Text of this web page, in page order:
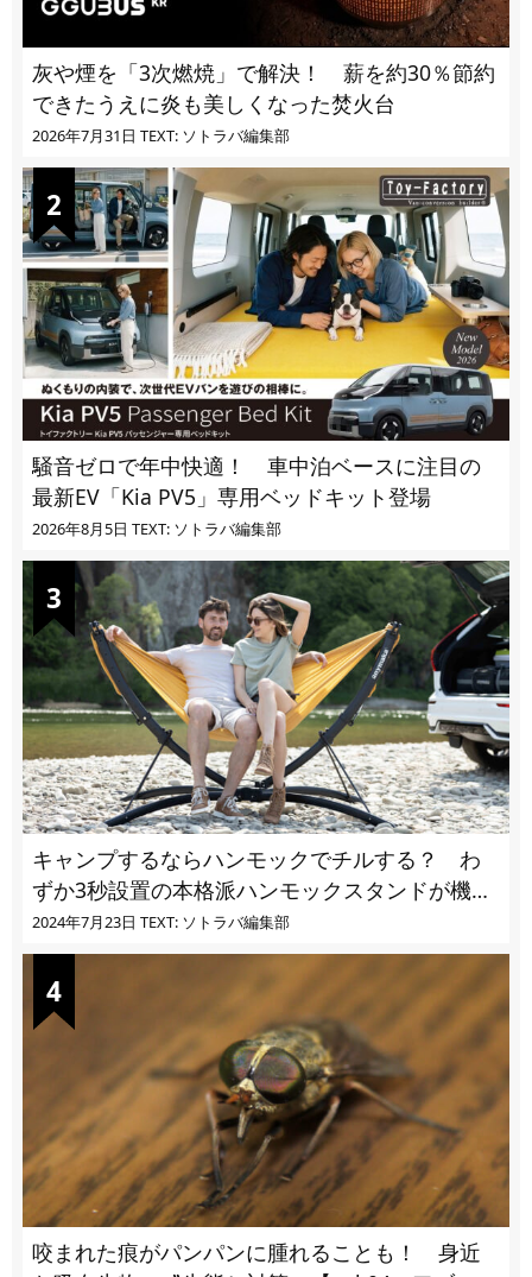
灰や煙を「3次燃焼」で解決！ 薪を約30％節約
できたうえに炎も美しくなった焚火台
2026年7月31日 TEXT: ソトラバ編集部
騒音ゼロで年中快適！ 車中泊ベースに注目の
最新EV「Kia PV5」専用ベッドキット登場
2026年8月5日 TEXT: ソトラバ編集部
キャンプするならハンモックでチルする？ わ
ずか3秒設置の本格派ハンモックスタンドが機能
的過ぎる
2024年7月23日 TEXT: ソトラバ編集部
咬まれた痕がパンパンに腫れることも！ 身近